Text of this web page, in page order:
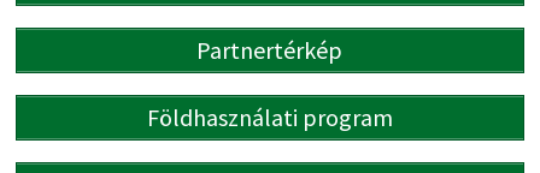
Partnertérkép
Földhasználati program